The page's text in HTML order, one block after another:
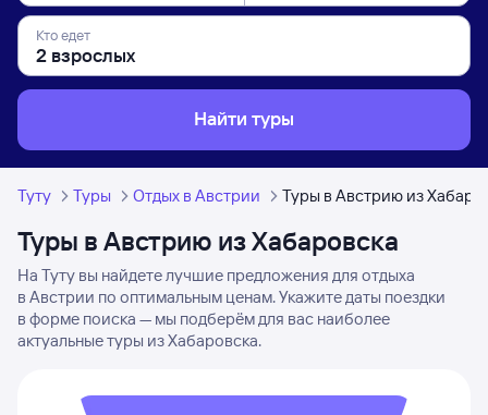
Кто едет
Найти туры
Туту Туры Отдых в Австрии Туры в Австрию из
Туры в Австрию из Хабаровска
На Туту вы найдете лучшие предложения для отдыха
в Австрии по оптимальным ценам. Укажите даты поездки
в форме поиска — мы подберём для вас наиболее
актуальные туры из Хабаровска.